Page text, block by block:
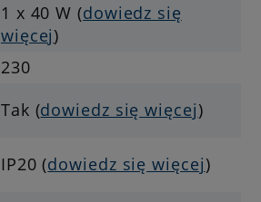
1 x 40 W (dowiedz się
więcej)
230
Tak (dowiedz się więcej)
IP20 (dowiedz się więcej)